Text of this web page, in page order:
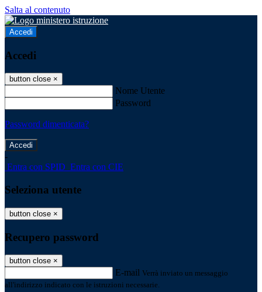
Salta al contenuto
Accedi
Accedi
button close ×
Nome Utente
Password
Password dimenticata?
-
Entra con SPID Entra con CIE
Seleziona utente
button close ×
Recupero password
button close ×
E-mail Verrà inviato un messaggio
all'indirizzo indicato con le istruzioni necessarie.